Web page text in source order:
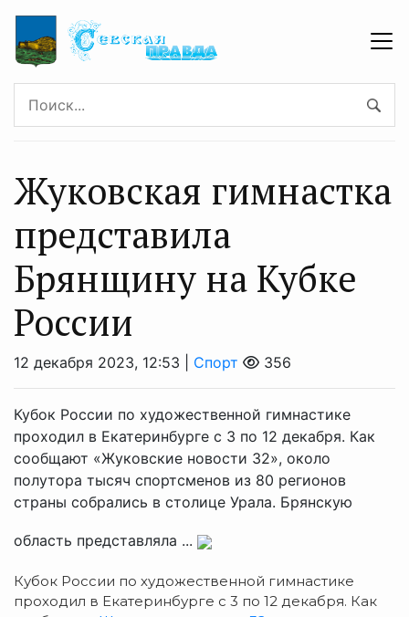
Жуковская гимнастка
представила
Брянщину на Кубке
России
12 декабря 2023, 12:53 | Спорт 356
Кубок России по художественной гимнастике
проходил в Екатеринбурге с 3 по 12 декабря. Как
сообщают «Жуковские новости 32», около
полутора тысяч спортсменов из 80 регионов
страны собрались в столице Урала. Брянскую
область представляла ...
Кубок России по художественной гимнастике
проходил в Екатеринбурге с 3 по 12 декабря. Как